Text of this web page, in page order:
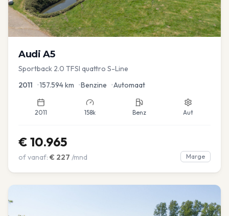
Audi A5
Sportback 2.0 TFSI quattro S-Line
2011 •157.594km •Benzine •Automaat
2011 158k Benz Aut
€ 10.965
of vanaf: € 227 /mnd Marge